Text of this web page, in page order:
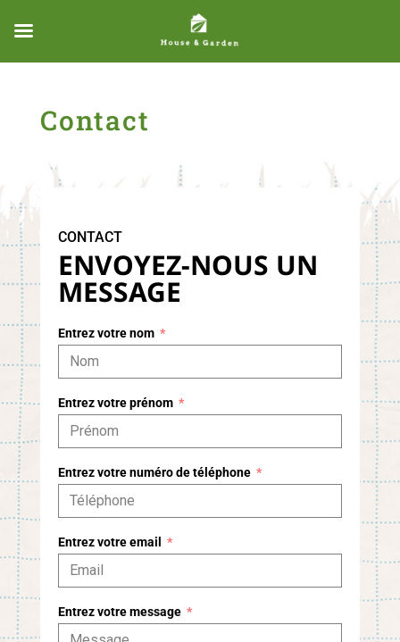
Contact
CONTACT
ENVOYEZ-NOUS UN
MESSAGE
Entrez votre nom
Entrez votre prénom
Entrez votre numéro de téléphone
Entrez votre email
Entrez votre message